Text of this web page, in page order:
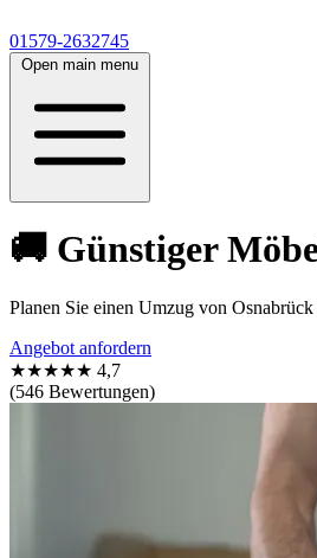
01579-2632745
Open main menu
🚚 Günstiger
Planen Sie einen Umzug von
Angebot anfordern
★★★★★ 4,7
(546 Bewertungen)